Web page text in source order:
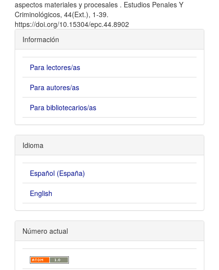
aspectos materiales y procesales . Estudios Penales Y
Criminológicos, 44(Ext.), 1-39.
https://doi.org/10.15304/epc.44.8902
Información
Para lectores/as
Para autores/as
Para bibliotecarios/as
Idioma
Español (España)
English
Número actual